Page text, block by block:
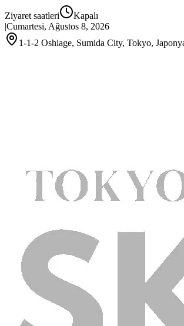
Ziyaret saatleri
Kapalı
|Cumartesi, Ağustos 8, 2026
1-1-2 Oshiage, Sumida City, Tokyo,